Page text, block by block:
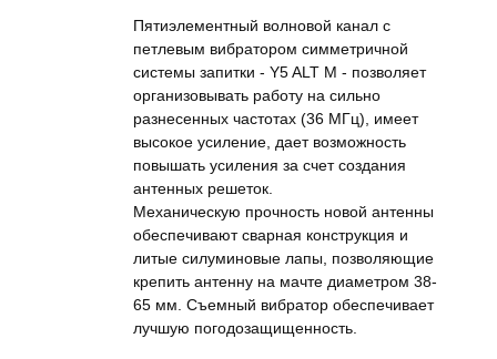
Пятиэлементный волновой канал с
петлевым вибратором симметричной
системы запитки - Y5 ALT M - позволяет
организовывать работу на сильно
разнесенных частотах (36 МГц), имеет
высокое усиление, дает возможность
повышать усиления за счет создания
антенных решеток.
Механическую прочность новой антенны
обеспечивают сварная конструкция и
литые силуминовые лапы, позволяющие
крепить антенну на мачте диаметром 38-
65 мм. Съемный вибратор обеспечивает
лучшую погодозащищенность.